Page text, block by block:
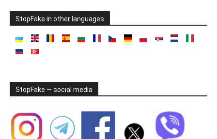
StopFake in other languages
StopFake — social media